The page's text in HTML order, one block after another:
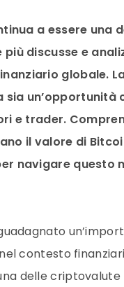
a essere una
discusse e
globale.
sia un’opportunità
e trader.
il valore di
navigare questo
contesto
delle criptovalute